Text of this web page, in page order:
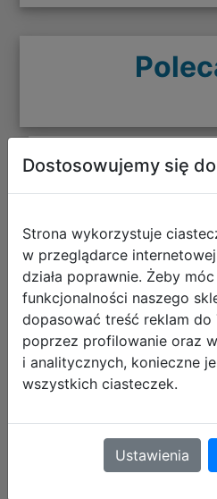
CoolPack Zestaw
F159960 +
Z17960 +
Dostosowujemy się
Strona wykorzystuje
w przeglądarce
działa poprawnie. Żeby
funkcjonalności naszego
dopasować treść reklam
poprzez profilowanie oraz
i analitycznych, konieczne
wszystkich ciasteczek.
Ustawienia